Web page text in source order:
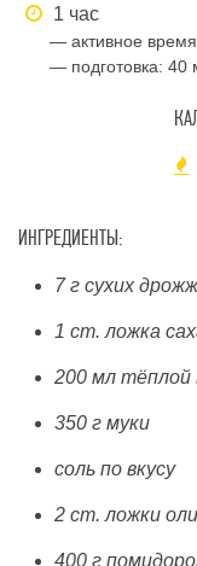
1 час
— активное
— подготовка: 40
ИНГРЕДИЕНТЫ:
7 г сухих
1 ст. ложка
200 мл тёплой
350 г муки
соль по вкусу
2 ст. ложки
400 г